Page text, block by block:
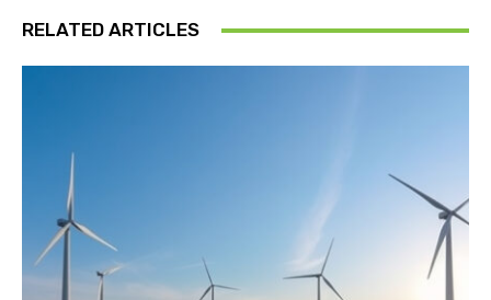
RELATED ARTICLES